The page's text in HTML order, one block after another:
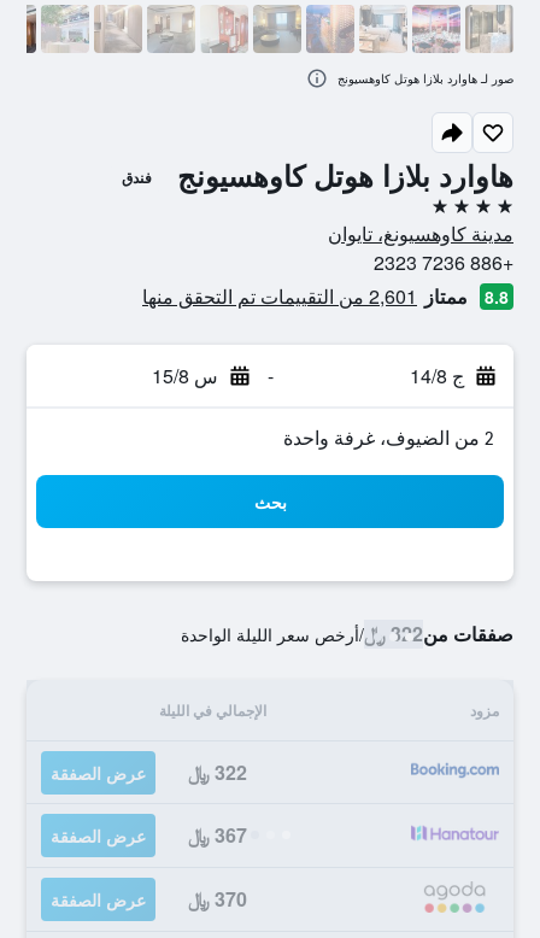
هاوارد بلازا هوتل كاوهسيونج فندق
4 نجوم
مدينة كاوهسيونغ، تايوان
+886 7236 2323
8.8 ممتاز 2,601 من التقييمات تم التحقق منها
ج 14/8 - س 15/8
2 من الضيوف، غرفة واحدة
بحث
صفقات من322 ﷼ /أرخص سعر الليلة الواحدة
مزود الإجمالي في الليلة
322 ﷼ عرض الصفقة
367 ﷼ عرض الصفقة
370 ﷼ عرض الصفقة
صور لـ هاوارد بلازا هوتل كاوهسيونج